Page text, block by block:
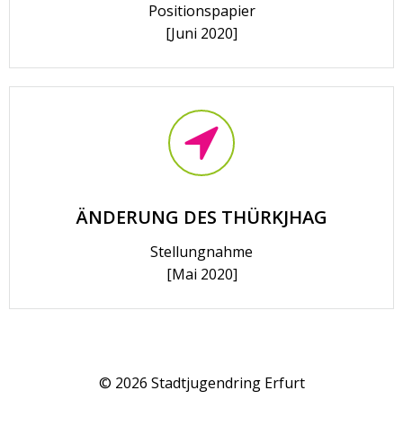
Positionspapier
[Juni 2020]
ÄNDERUNG DES THÜRKJHAG
Stellungnahme
[Mai 2020]
© 2026 Stadtjugendring Erfurt